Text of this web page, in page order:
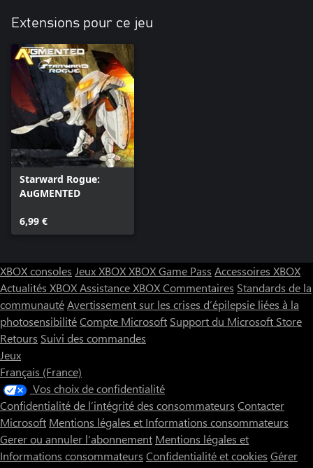
Extensions pour ce jeu
Starward Rogue:
AuGMENTED
6,99 €
XBOX consoles Jeux XBOXXBOX Game Pass Accessoires XBOX
Actualités XBOXAssistance XBOXCommentaires Standards de la
communautéAvertissement sur les crises d’épilepsie liées à la
photosensibilitéCompte Microsoft Support du Microsoft Store
Retours Suivi des commandes
Jeux
Français (France)
Vos choix de confidentialité
Confidentialité de l’intégrité des consommateurs Contacter
Microsoft Mentions légales et Informations consommateurs
Gerer ou annuler l’abonnement Mentions légales et
Informations consommateurs Confidentialité et cookies Gérer